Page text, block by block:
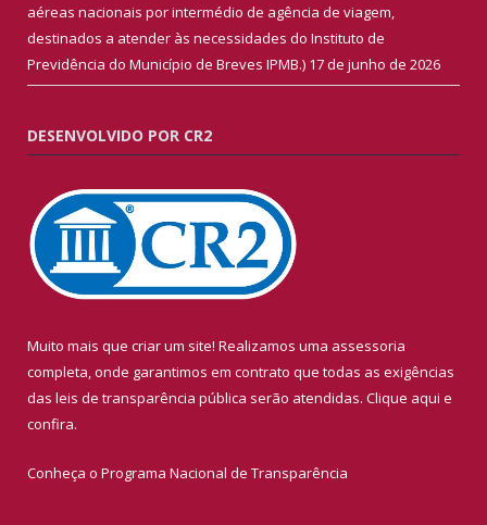
aéreas nacionais por intermédio de agência de viagem,
destinados a atender às necessidades do Instituto de
Previdência do Município de Breves IPMB.) 17 de junho de 2026
DESENVOLVIDO POR CR2
Muito mais que criar um site! Realizamos uma assessoria
completa, onde garantimos em contrato que todas as exigências
das leis de transparência pública serão atendidas. Clique aqui e
confira.
Conheça o Programa Nacional de Transparência